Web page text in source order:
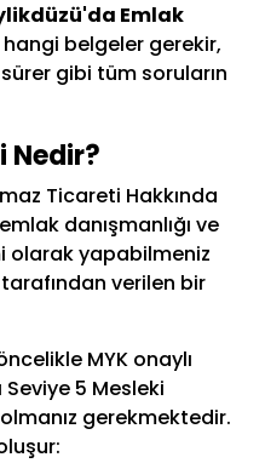
Emlak
hangi belgeler gerekir,
gibi tüm soruların
Nedir?
Ticareti Hakkında
danışmanlığı ve
olarak yapabilmeniz
verilen bir
MYK onaylı
Seviye 5 Mesleki
gerekmektedir.